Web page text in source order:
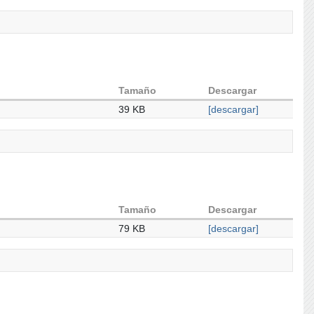
Tamaño
Descargar
39 KB [descargar]
Tamaño
Descargar
79 KB [descargar]